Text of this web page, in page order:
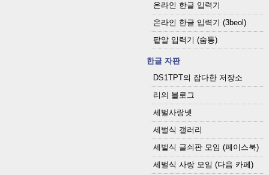
온라인 한글 입력기
온라인 한글 입력기 (3beol)
팥알 입력기 (숨통)
한글 자판
DS1TPT의 잡다한 저장소
리의 블로그
세벌사랑넷
세벌식 갤러리
세벌식 글쇠판 모임 (페이스북)
세벌식 사랑 모임 (다음 카페)